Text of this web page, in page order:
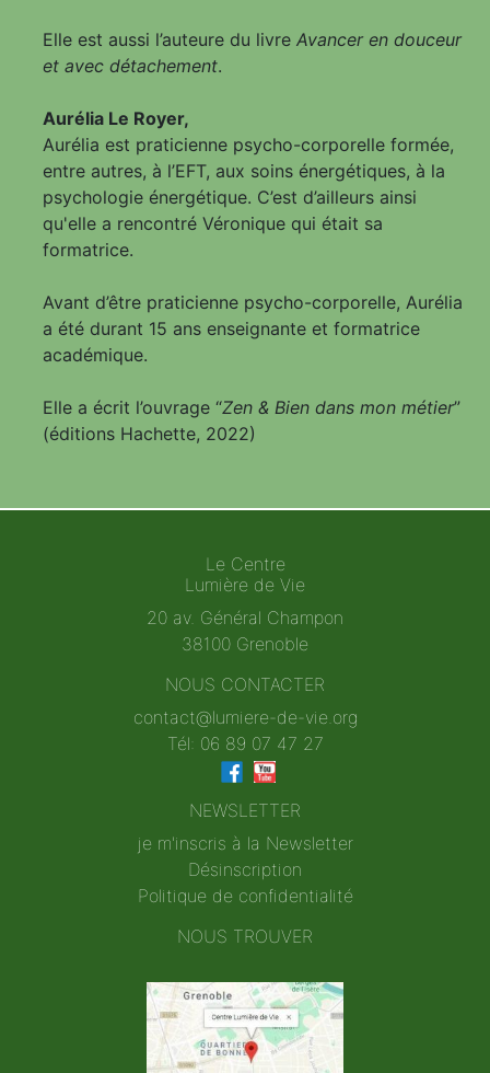
Elle est aussi l’auteure du livre Avancer en douceur
et avec détachement.
Aurélia Le Royer,
Aurélia est praticienne psycho-corporelle formée,
entre autres, à l’EFT, aux soins énergétiques, à la
psychologie énergétique. C’est d’ailleurs ainsi
qu'elle a rencontré Véronique qui était sa
formatrice.
Avant d’être praticienne psycho-corporelle, Aurélia
a été durant 15 ans enseignante et formatrice
académique.
Elle a écrit l’ouvrage “Zen & Bien dans mon métier”
(éditions Hachette, 2022)
Le Centre
Lumière de Vie
20 av. Général Champon
38100 Grenoble
NOUS CONTACTER
contact@lumiere-de-vie.org
Tél: 06 89 07 47 27
NEWSLETTER
je m'inscris à la Newsletter
Désinscription
Politique de confidentialité
NOUS TROUVER